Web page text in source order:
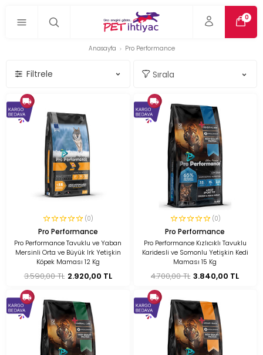
0
Anasayfa Pro Performance
Filtrele
(0)
Pro Performance
Pro Performance Tavuklu ve Yaban
Mersinli Orta ve Büyük Irk Yetişkin
Köpek Maması 12 Kg
3.590,00 TL 2.920,00 TL
(0)
Pro Performance
Pro Performance Kızlıcıklı Tavuklu
Karidesli ve Somonlu Yetişkin Kedi
Maması 15 Kg
4.700,00 TL 3.840,00 TL